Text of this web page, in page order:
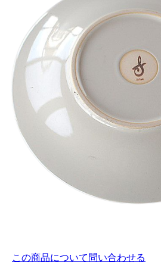
この商品について問い合わせる